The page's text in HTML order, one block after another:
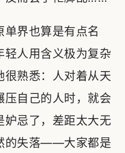
界也算是有点名
轻人用含义极为复杂
很熟悉：人对着从天
压自己的人时，就会
妒忌了，差距太大无
的失落——大家都是